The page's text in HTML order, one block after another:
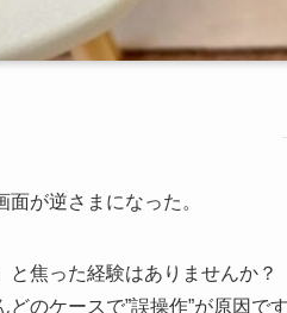
が逆さまになった。
と焦った経験はありませんか？
どのケースで”誤操作”が原因で